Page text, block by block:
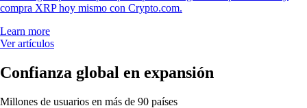
compra XRP hoy mismo con Crypto.com.
Learn more
Ver artículos
Confianza global en expansión
Millones de usuarios en más de 90 países